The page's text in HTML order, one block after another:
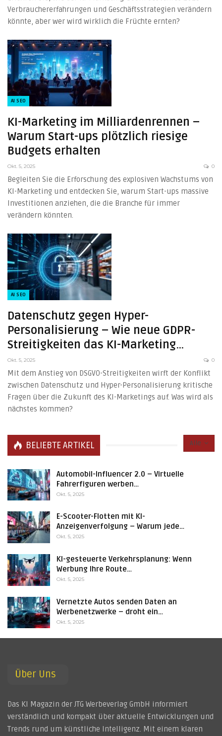
Verbrauchererfahrungen und Geschäftsstrategien verändern
könnte, aber wer wird wirklich die Früchte ernten?
AI SEO
KI-Marketing im Milliardenrennen –
Warum Start-ups plötzlich riesige
Budgets erhalten
Okt. 5, 2025 0
Begleiten Sie die Erforschung des explosiven Wachstums von
KI-Marketing und entdecken Sie, warum Start-ups massive
Investitionen anziehen, die die Branche für immer
verändern könnten.
AI SEO
Datenschutz gegen Hyper-
Personalisierung – Wie neue GDPR-
Streitigkeiten das KI-Marketing…
Okt. 5, 2025 0
Mit dem Anstieg von DSGVO-Streitigkeiten wirft der Konflikt
zwischen Datenschutz und Hyper-Personalisierung kritische
Fragen über die Zukunft des KI-Marketings auf. Was wird als
nächstes kommen?
Alle
BELIEBTE ARTIKEL
Automobil-Influencer 2.0 – Virtuelle
Fahrerfiguren werben…
Okt. 5, 2025
E-Scooter-Flotten mit KI-
Anzeigenverfolgung – Warum jede…
Okt. 5, 2025
KI-gesteuerte Verkehrsplanung: Wenn
Werbung Ihre Route…
Okt. 5, 2025
Vernetzte Autos senden Daten an
Werbenetzwerke – droht ein…
Okt. 5, 2025
Über Uns
Das KI Magazin der JTG Werbeverlag GmbH informiert
verständlich und kompakt über aktuelle Entwicklungen und
Trends rund um künstliche Intelligenz. Mit einem klaren